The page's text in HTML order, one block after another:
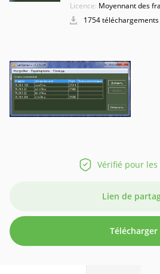
Licence: Moyennant des
1754 téléchargements
Vérifié pour les
Lien de
Télécharger